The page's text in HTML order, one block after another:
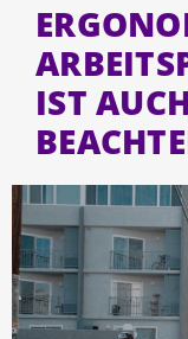
IST